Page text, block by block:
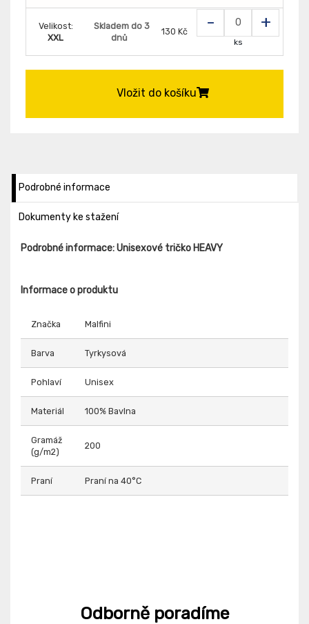
Velikost:
XXL
Skladem do 3
dnů
130 Kč - +
ks
Vložit do košíku
Podrobné informace
Dokumenty ke stažení
Podrobné informace: Unisexové tričko HEAVY
Informace o produktu
Značka Malfini
Barva Tyrkysová
Pohlaví Unisex
Materiál 100% Bavlna
Gramáž
(g/m2)
200
Praní Praní na 40°C
Odborně poradíme